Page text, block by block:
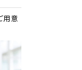
用意